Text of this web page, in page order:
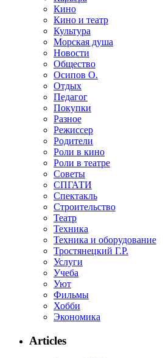
Кино
Кино и театр
Культура
Морская душа
Новости
Общество
Осипов О.
Отдых
Педагог
Покупки
Разное
Режиссер
Родители
Роли в кино
Роли в театре
Советы
СПГАТИ
Спектакль
Строительство
Театр
Техника
Техника и оборудование
Тростянецкий Г.Р.
Услуги
Учеба
Уют
Фильмы
Хобби
Экономика
Articles